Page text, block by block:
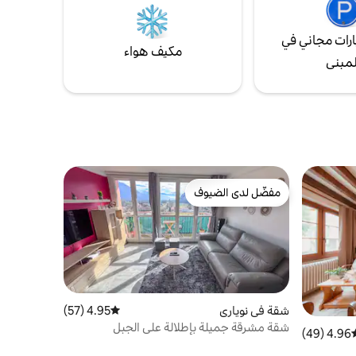
مجاني في
مكيف هواء
التقييم 4.96 من 5، 49 مراجعات
4.96 (49)
مفضّل لدى الضيوف
مفضّل لدى الضيوف
شقة في نوياري متوسط التقييم 4.95 من 5، 57 مراجعات
4.95 (57)
شقة مشرقة جميلة بإطلالة على الجبل